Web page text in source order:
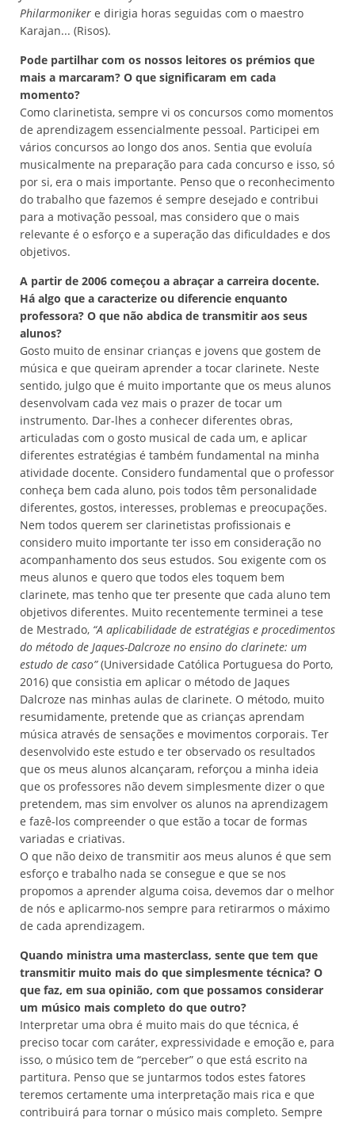
Philarmoniker e dirigia horas seguidas com o maestro
Karajan... (Risos).
Pode partilhar com os nossos leitores os prémios que
mais a marcaram? O que significaram em cada
momento?
Como clarinetista, sempre vi os concursos como momentos
de aprendizagem essencialmente pessoal. Participei em
vários concursos ao longo dos anos. Sentia que evoluía
musicalmente na preparação para cada concurso e isso, só
por si, era o mais importante. Penso que o reconhecimento
do trabalho que fazemos é sempre desejado e contribui
para a motivação pessoal, mas considero que o mais
relevante é o esforço e a superação das dificuldades e dos
objetivos.
A partir de 2006 começou a abraçar a carreira docente.
Há algo que a caracterize ou diferencie enquanto
professora? O que não abdica de transmitir aos seus
alunos?
Gosto muito de ensinar crianças e jovens que gostem de
música e que queiram aprender a tocar clarinete. Neste
sentido, julgo que é muito importante que os meus alunos
desenvolvam cada vez mais o prazer de tocar um
instrumento. Dar-lhes a conhecer diferentes obras,
articuladas com o gosto musical de cada um, e aplicar
diferentes estratégias é também fundamental na minha
atividade docente. Considero fundamental que o professor
conheça bem cada aluno, pois todos têm personalidade
diferentes, gostos, interesses, problemas e preocupações.
Nem todos querem ser clarinetistas profissionais e
considero muito importante ter isso em consideração no
acompanhamento dos seus estudos. Sou exigente com os
meus alunos e quero que todos eles toquem bem
clarinete, mas tenho que ter presente que cada aluno tem
objetivos diferentes. Muito recentemente terminei a tese
de Mestrado, “A aplicabilidade de estratégias e procedimentos
do método de Jaques-Dalcroze no ensino do clarinete: um
estudo de caso”(Universidade Católica Portuguesa do Porto,
2016) que consistia em aplicar o método de Jaques
Dalcroze nas minhas aulas de clarinete. O método, muito
resumidamente, pretende que as crianças aprendam
música através de sensações e movimentos corporais. Ter
desenvolvido este estudo e ter observado os resultados
que os meus alunos alcançaram, reforçou a minha ideia
que os professores não devem simplesmente dizer o que
pretendem, mas sim envolver os alunos na aprendizagem
e fazê-los compreender o que estão a tocar de formas
variadas e criativas.
O que não deixo de transmitir aos meus alunos é que sem
esforço e trabalho nada se consegue e que se nos
propomos a aprender alguma coisa, devemos dar o melhor
de nós e aplicarmo-nos sempre para retirarmos o máximo
de cada aprendizagem.
Quando ministra uma masterclass, sente que tem que
transmitir muito mais do que simplesmente técnica? O
que faz, em sua opinião, com que possamos considerar
um músico mais completo do que outro?
Interpretar uma obra é muito mais do que técnica, é
preciso tocar com caráter, expressividade e emoção e, para
isso, o músico tem de “perceber” o que está escrito na
partitura. Penso que se juntarmos todos estes fatores
teremos certamente uma interpretação mais rica e que
contribuirá para tornar o músico mais completo. Sempre